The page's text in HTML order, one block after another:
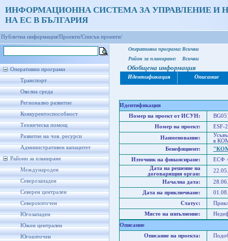
ИНФОРМАЦИОННА СИСТЕМА ЗА УПРАВЛЕНИЕ И
НА ЕС В БЪЛГАРИЯ
Публична информация/Проекти/Списък проекти/
Оперативни програми
Транспорт
Околна среда
Регионално развитие
Конкурентоспособност
Техническа помощ
Развитие на чов. ресурси
Административен капацитет
Райони за планиране
Международен
Северозападен
Северен централен
Североизточен
Югозападен
Южен централен
Югоизточен
Оперативна програма: Всички
Район за планиране:
Всички
Обобщена информация
Идентификация Описание
Идентификация
Номер на проект от ИСУН:
Номер на проект:
ESF-
Наименование:
в
Бенефициент:
Източник на финансиране:
ЕСФ
Дата на решение на
договарящия орган:
Начална дата:
Дата на приключване:
Статус:
Място на изпълнение:
Описание
Описание на проекта: